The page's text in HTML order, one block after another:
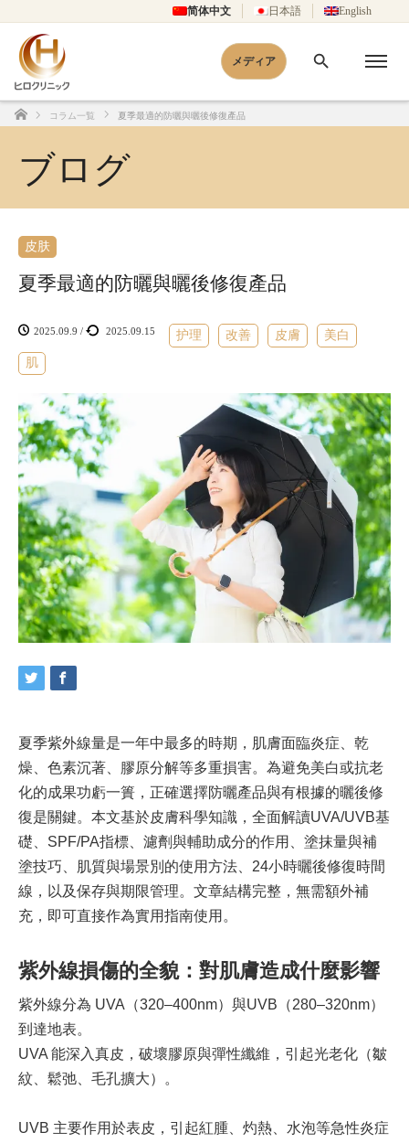
简体中文 日本語 English
メディア
Home
コラム一覧 夏季最適的防曬與曬後修復產品
ブログ
皮肤
夏季最適的防曬與曬後修復產品
2025.09.9 / 2025.09.15 护理 改善 皮膚 美白
肌
夏季紫外線量是一年中最多的時期，肌膚面臨炎症、乾
燥、色素沉著、膠原分解等多重損害。為避免美白或抗老
化的成果功虧一簣，正確選擇防曬產品與有根據的曬後修
復是關鍵。本文基於皮膚科學知識，全面解讀UVA/UVB基
礎、SPF/PA指標、濾劑與輔助成分的作用、塗抹量與補
塗技巧、肌質與場景別的使用方法、24小時曬後修復時間
線，以及保存與期限管理。文章結構完整，無需額外補
充，即可直接作為實用指南使用。
紫外線損傷的全貌：對肌膚造成什麼影響
紫外線分為 UVA（320–400nm）與UVB（280–320nm）
到達地表。
UVA 能深入真皮，破壞膠原與彈性纖維，引起光老化（皺
紋、鬆弛、毛孔擴大）。
UVB 主要作用於表皮，引起紅腫、灼熱、水泡等急性炎症